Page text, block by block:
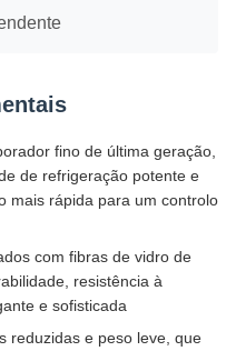
fino de última geração,
de refrigeração potente e
mais rápida para um controlo
com fibras de vidro de
resistência à
e sofisticada
reduzidas e peso leve, que